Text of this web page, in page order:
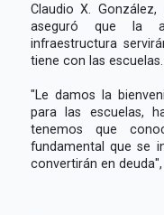
Claudio X.
aseguró que la
infraestructura
tiene con las escuelas.
"Le damos la
para las escuelas,
tenemos que
fundamental que se
convertirán en deuda",